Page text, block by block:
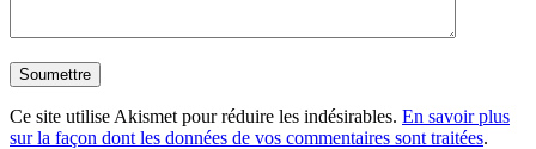
Ce site utilise Akismet pour réduire les indésirables. En savoir plus
sur la façon dont les données de vos commentaires sont traitées.